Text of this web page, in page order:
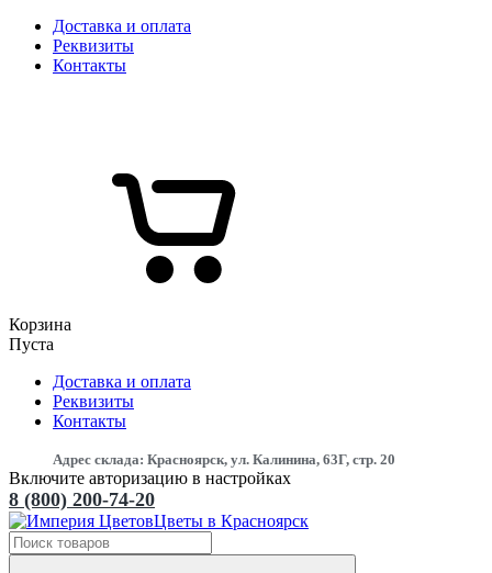
Доставка и оплата
Реквизиты
Контакты
Корзина
Пуста
Доставка и оплата
Реквизиты
Контакты
Адрес склада: Красноярск, ул. Калинина, 63Г, стр. 20
Включите авторизацию в настройках
8 (800) 200-74-20
Цветы в Красноярск